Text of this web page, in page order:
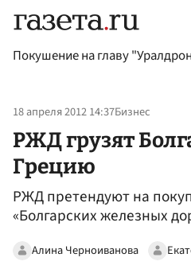
Покушение на главу
18 апреля 2012 14:37Бизнес
РЖД грузят
Грецию
РЖД претендуют на
«Болгарских железных
Алина Черноиванова